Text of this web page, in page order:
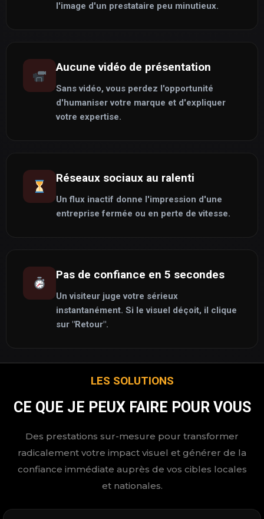
l'image d'un prestataire peu minutieux.
Aucune vidéo de présentation
Sans vidéo, vous perdez l'opportunité
d'humaniser votre marque et d'expliquer
votre expertise.
Réseaux sociaux au ralenti
Un flux inactif donne l'impression d'une
entreprise fermée ou en perte de vitesse.
Pas de confiance en 5 secondes
Un visiteur juge votre sérieux
instantanément. Si le visuel déçoit, il clique
sur "Retour".
LES SOLUTIONS
CE QUE JE PEUX FAIRE POUR VOUS
Des prestations sur-mesure pour transformer
radicalement votre impact visuel et générer de la
confiance immédiate auprès de vos cibles locales
et nationales.